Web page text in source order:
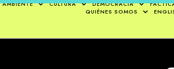
AMBIENTE CULTURA DEMOCRACIA
QUIÉNES SOMOS